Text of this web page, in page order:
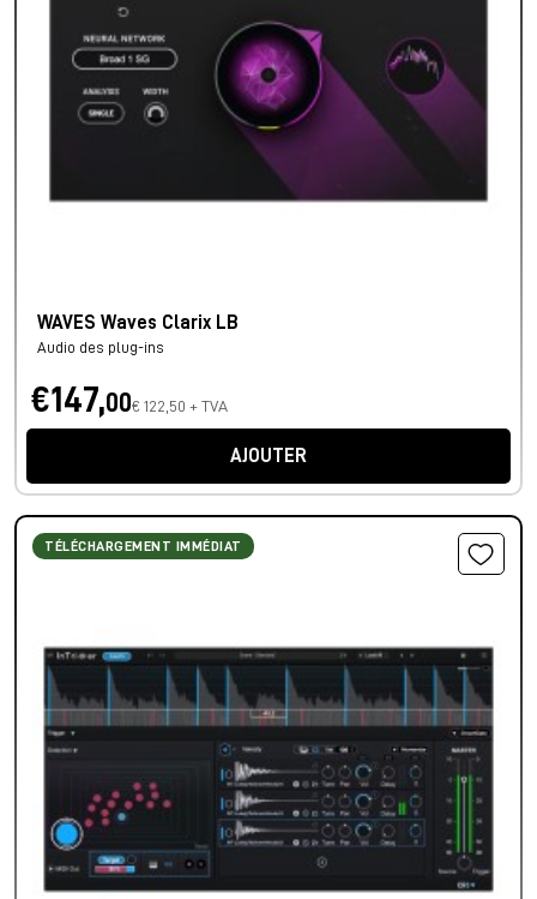
WAVES Waves Clarix LB
Audio des plug-ins
€147,00€ 122,50 + TVA
AJOUTER
TÉLÉCHARGEMENT IMMÉDIAT